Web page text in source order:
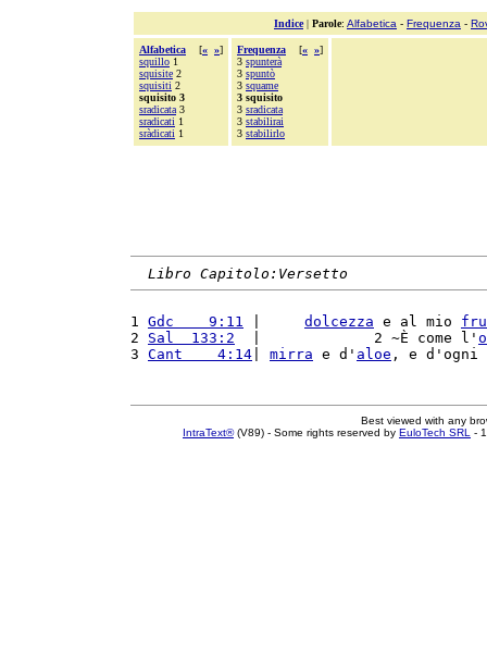
Indice| Parole: Alfabetica - Frequenza -
Alfabetica [« »]
squillo 1
squisite 2
squisiti 2
squisito 3
sradicata 3
sradicati 1
sràdicati 1
Frequenza [« »]
3 spunterà
3 spuntò
3 squame
3 squisito
3 sradicata
3 stabilirai
3 stabilirlo
Libro Capitolo:Versetto
1 Gdc    9:11 dolcezza e al mio
2 Sal  133:2
  |             2 ~È come l'
3 Cant    4:14 mirra e d' aloe , e
Best viewed with any
IntraText®(V89) - Some rights reserved by EuloTech SRL -